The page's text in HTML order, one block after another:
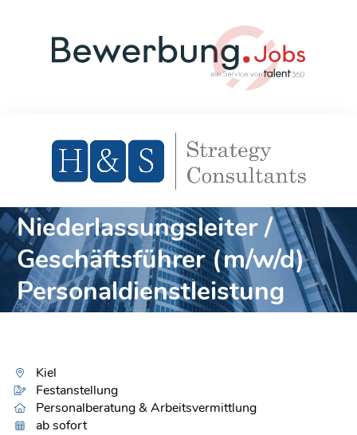
Niederlassungsleiter /
Geschäftsführer (m/w/d)
Personaldienstleistung
Kiel
Festanstellung
Personalberatung & Arbeitsvermittlung
ab sofort